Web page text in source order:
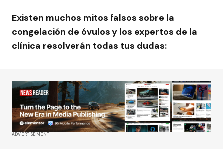
Existen muchos mitos falsos sobre la
congelación de óvulos y los expertos de la
clínica resolverán todas tus dudas:
ADVERTISEMENT